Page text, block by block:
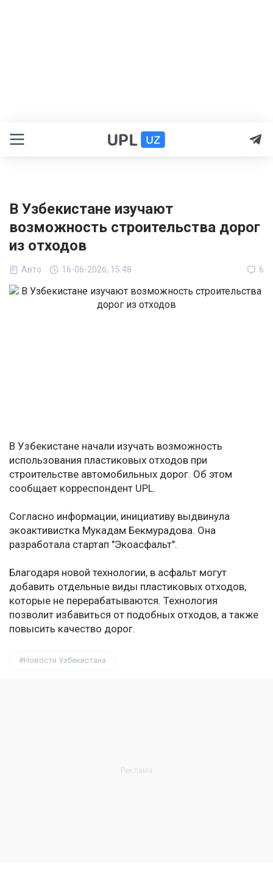
В Узбекистане изучают
возможность строительства дорог
из отходов
Авто 16-06-2026, 15:48 6
В Узбекистане начали изучать возможность
использования пластиковых отходов при
строительстве автомобильных дорог. Об этом
сообщает корреспондент UPL.
Согласно информации, инициативу выдвинула
экоактивистка Мукадам Бекмурадова. Она
разработала стартап "Экоасфальт".
Благодаря новой технологии, в асфальт могут
добавить отдельные виды пластиковых отходов,
которые не перерабатываются. Технология
позволит избавиться от подобных отходов, а также
повысить качество дорог.
Новости Узбекистана